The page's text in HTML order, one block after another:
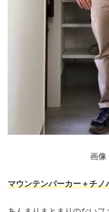
画像
マウンテンパーカー＋チノ